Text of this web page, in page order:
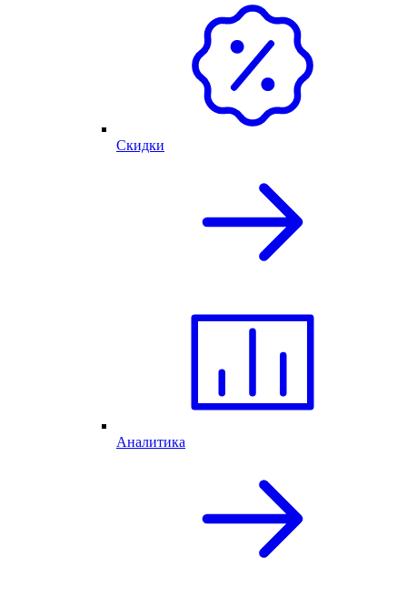
Скидки
Аналитика